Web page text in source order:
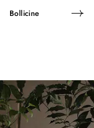
Bollicine